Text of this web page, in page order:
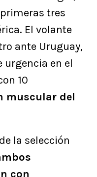
tres
El volante
ante Uruguay,
urgencia en el
10
muscular del
la selección
con